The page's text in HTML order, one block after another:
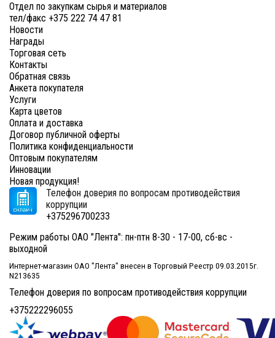
Отдел по закупкам сырья и материалов
тел/факс +375 222 74 47 81
Новости
Награды
Торговая сеть
Контакты
Обратная связь
Анкета покупателя
Услуги
Карта цветов
Оплата и доставка
Договор публичной оферты
Политика конфиденциальности
Оптовым покупателям
Инновации
Новая продукция!
Телефон доверия по вопросам противодействия
коррупции
+375296700233
Режим работы ОАО "Лента": пн-птн 8-30 - 17-00, сб-вс -
выходной
Интернет-магазин ОАО "Лента" внесен в Торговый Реестр 09.03.2015г.
N213635
Телефон доверия по вопросам противодействия коррупции
+375222296055